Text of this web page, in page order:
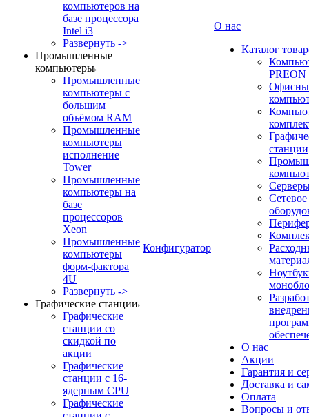
компьютеров на
базе процессора
Intel i3
Развернуть ->
Промышленные
компьютеры
Промышленные
компьютеры с
большим
объёмом RAM
Промышленные
компьютеры
исполнение
Tower
Промышленные
компьютеры на
базе
процессоров
Xeon
Промышленные
компьютеры
форм-фактора
4U
Развернуть ->
Графические станции
Графические
станции со
скидкой по
акции
Графические
станции с 16-
ядерным CPU
Графические
Конфигуратор
О нас
Каталог
PREON
станции
Сетевое
О нас
Акции
Гарантия и
Доставка и
Оплата
Вопросы и